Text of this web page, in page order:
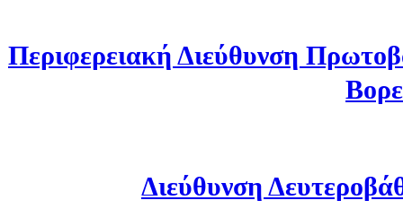
Περιφερειακή Διεύθυνση
Διεύθυνση